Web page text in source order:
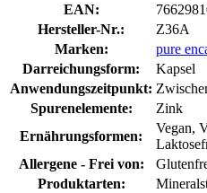
EAN:
Hersteller-Nr.:
Z36A
Marken:
pure
Darreichungsform:
Kapsel
Anwendungszeitpunkt:
Spurenelemente:
Zink
Ernährungsformen:
Vegan,
Allergene - Frei von:
Produktarten: